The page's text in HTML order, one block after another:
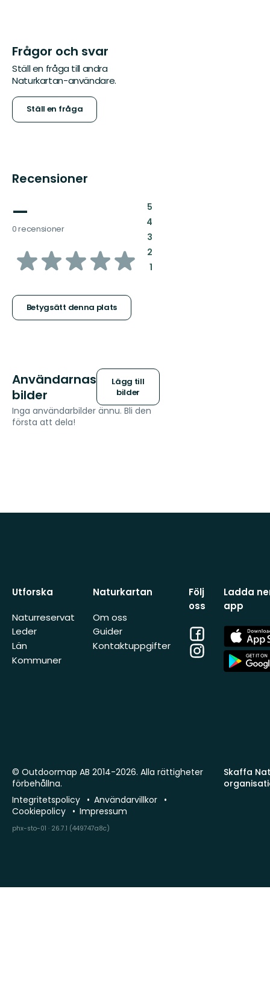
Frågor och svar
Ställ en fråga till andra
Naturkartan-användare.
Ställ en fråga
Recensioner
—
0 recensioner
av
stjärnor
Betygsätt denna plats
5:
4:
3:
2:
1:
Användarnas
bilder
Lägg till
bilder
Inga användarbilder ännu. Bli den
första att dela!
Utforska
Naturreservat
Leder
Län
Kommuner
Naturkartan
Om oss
Guider
Kontaktuppgifter
Följ
oss
Facebook
Instagram
Ladda
app
App
Store
App
Store
Skaffa
© Outdoormap AB 2014-2026. Alla rättigheter
förbehållna.
Integritetspolicy
Användarvillkor
Cookiepolicy
Impressum
phx-sto-01 · 26.7.1 (449747a8c)